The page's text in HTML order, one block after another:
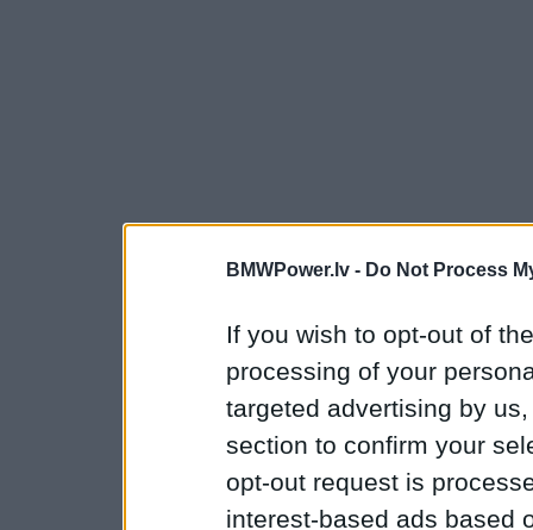
BMWPower.lv - Do Not Process
If you wish to opt-out of
processing of your
targeted advertising by
section to confirm your
opt-out request is
interest-based ads based